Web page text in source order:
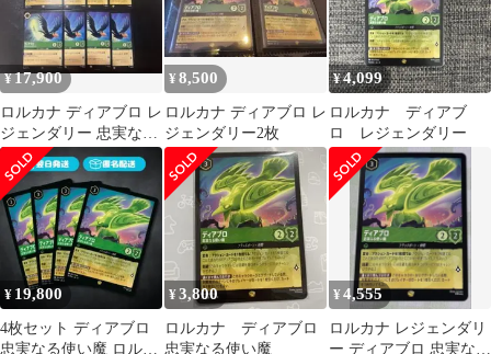
¥17,900
ロルカナ ディアブロ レ
ジェンダリー 忠実なる
使い魔 変身前 各4枚 8
枚セット
¥8,500
ロルカナ ディアブロ レ
ジェンダリー2枚
¥4,099
ロルカナ ディアブ
ロ レジェンダリー
¥ 19,800
4枚セット ディアブロ
忠実なる使い魔 ロルカ
¥3,800
ロルカナ ディアブロ
忠実なる使い魔
¥4,555
ロルカナ レジェンダリ
ー ディアブロ 忠実なる